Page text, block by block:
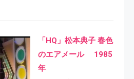
「HQ」松本典子 春色
のエアメール 1985
年